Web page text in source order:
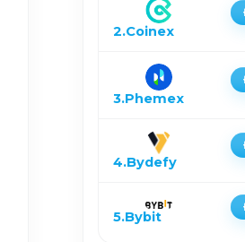
2.Coinex
3.Phemex
4.Bydefy
5.Bybit